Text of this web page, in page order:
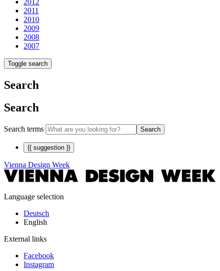
2011
2010
2009
2008
2007
Toggle search
Search
Search
Search terms Search
{{ suggestion }}
Vienna Design Week
Language selection
Deutsch
English
External links
Facebook
Instagram